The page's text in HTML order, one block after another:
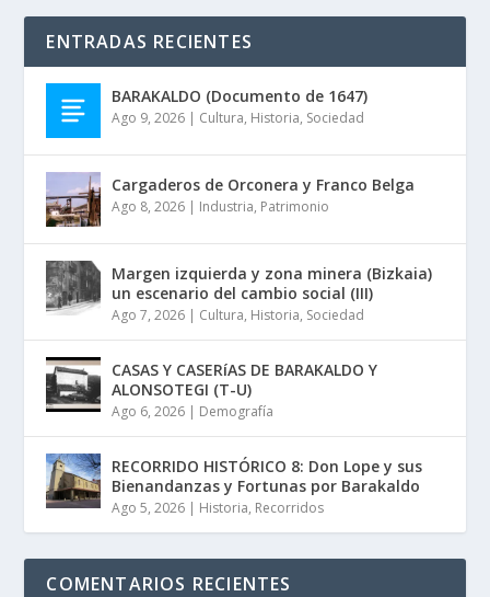
ENTRADAS RECIENTES
BARAKALDO (Documento de 1647)
Ago 9, 2026 | Cultura, Historia, Sociedad
Cargaderos de Orconera y Franco Belga
Ago 8, 2026 | Industria, Patrimonio
Margen izquierda y zona minera (Bizkaia)
un escenario del cambio social (III)
Ago 7, 2026 | Cultura, Historia, Sociedad
CASAS Y CASERíAS DE BARAKALDO Y
ALONSOTEGI (T-U)
Ago 6, 2026 | Demografía
RECORRIDO HISTÓRICO 8: Don Lope y sus
Bienandanzas y Fortunas por Barakaldo
Ago 5, 2026 | Historia, Recorridos
COMENTARIOS RECIENTES